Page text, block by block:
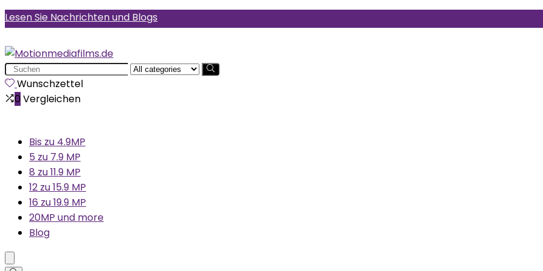
Lesen Sie Nachrichten und Blogs
Search
for:Wunschzettel
0 Vergleichen
Bis zu 4.9MP
5 zu 7.9 MP
8 zu 11.9 MP
12 zu 15.9 MP
16 zu 19.9 MP
20MP und more
Blog